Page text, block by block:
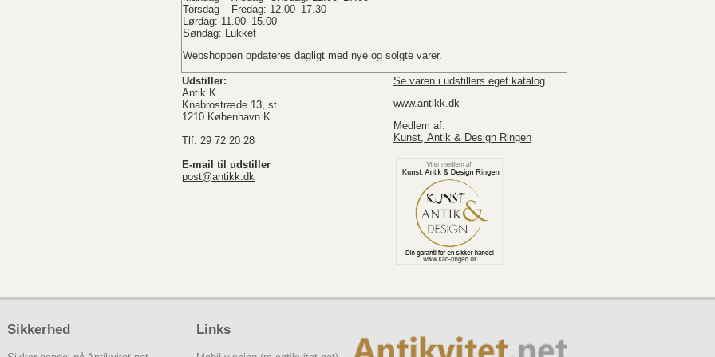
Torsdag – Fredag: 12.00–17.30
Lørdag: 11.00–15.00
Søndag: Lukket
Webshoppen opdateres dagligt med nye og solgte varer.
Udstiller:
Antik K
Knabrostræde 13, st.
1210 København K
Tlf: 29 72 20 28
E-mail til udstiller
post@antikk.dk
Se varen i udstillers eget katalog
www.antikk.dk
Medlem af:
Kunst, Antik & Design Ringen
Sikkerhed Links